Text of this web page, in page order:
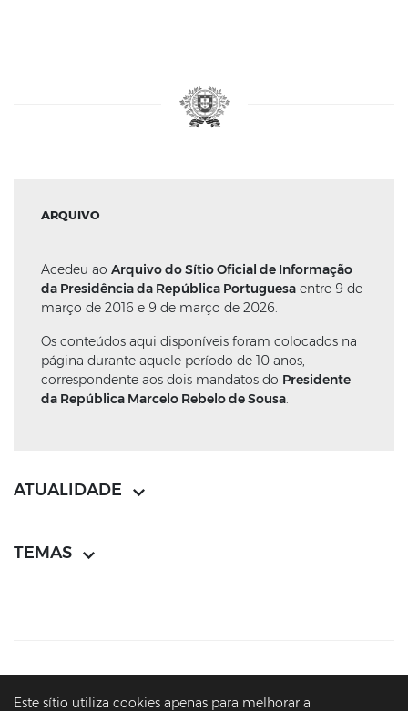
Este sítio utiliza cookies apenas para melhorar a
ARQUIVO
Acedeu ao Arquivo do Sítio Oficial de Informação
da Presidência da República Portuguesa entre 9 de
março de 2016 e 9 de março de 2026.
Os conteúdos aqui disponíveis foram colocados na
página durante aquele período de 10 anos,
correspondente aos dois mandatos do Presidente
da República Marcelo Rebelo de Sousa.
ATUALIDADE
TEMAS